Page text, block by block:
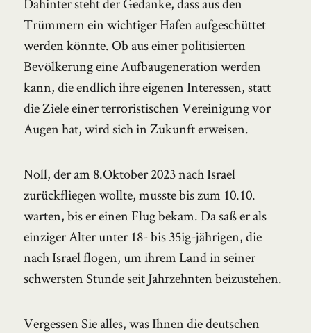
Trümmern ein wichtiger Hafen aufgeschüttet
werden könnte. Ob aus einer politisierten
Bevölkerung eine Aufbaugeneration werden
kann, die endlich ihre eigenen Interessen, statt
die Ziele einer terroristischen Vereinigung vor
Augen hat, wird sich in Zukunft erweisen.
Noll, der am 8.Oktober 2023 nach Israel
zurückfliegen wollte, musste bis zum 10.10.
warten, bis er einen Flug bekam. Da saß er als
einziger Alter unter 18- bis 35ig-jährigen, die
nach Israel flogen, um ihrem Land in seiner
schwersten Stunde seit Jahrzehnten beizustehen.
Vergessen Sie alles, was Ihnen die deutschen